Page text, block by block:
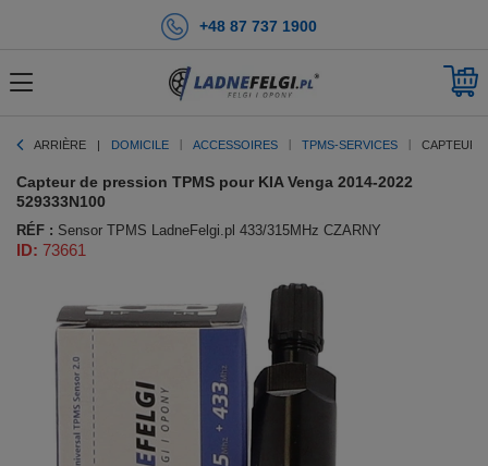
+48 87 737 1900
ARRIÈRE DOMICILE ACCESSOIRES TPMS-SERVICES CAPTEUR
Capteur de pression TPMS pour KIA Venga 2014-2022
529333N100
RÉF : Sensor TPMS LadneFelgi.pl 433/315MHz CZARNY
ID: 73661